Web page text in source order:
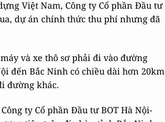
Việt Nam, Công ty Cổ phần Đầu tư
dự án chính thức thu phí nhưng đã
và xe thô sơ phải đi vào đường
đến Bắc Ninh có chiều dài hơn 20km
đường khác.
ty Cổ phần Đầu tư BOT Hà Nội-